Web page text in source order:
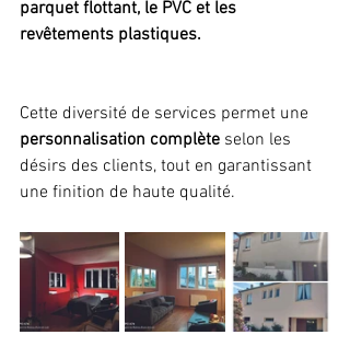
parquet flottant, le PVC et les
revêtements plastiques.
Cette diversité de services permet une
personnalisation complète selon les
désirs des clients, tout en garantissant
une finition de haute qualité.